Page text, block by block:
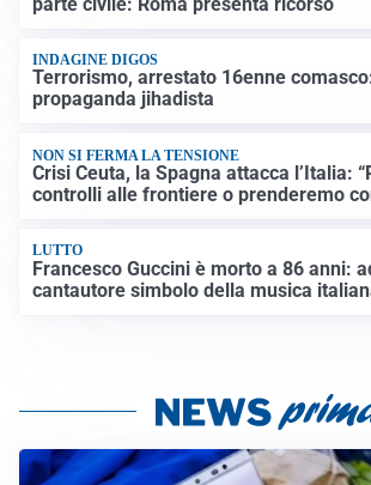
INDAGINE DIGOS
Terrorismo, arrestato 16enne
propaganda jihadista
NON SI FERMA LA TENSIONE
Crisi Ceuta, la Spagna attacca l’Italia:
controlli alle frontiere o prenderemo
LUTTO
Francesco Guccini è morto a 86 anni:
cantautore simbolo della musica